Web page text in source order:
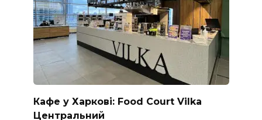
Кафе у Харкові: Food Court Vilka
Центральний